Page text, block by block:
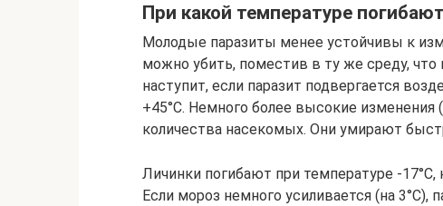
При какой температуре
Молодые паразиты менее устойчивы к
можно убить, поместив в ту же среду, что
наступит, если паразит подвергается
+45°C. Немного более высокие изменения
количества насекомых. Они умирают
Личинки погибают при температуре -
Если мороз немного усиливается (на